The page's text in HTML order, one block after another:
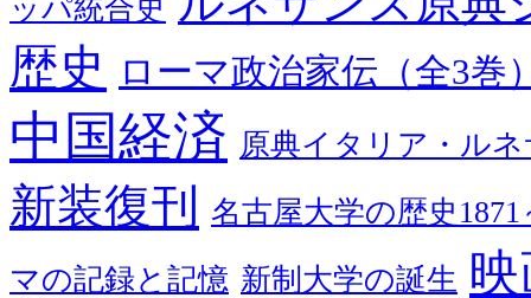
ッパ統合史
歴史 ローマ政治家伝（全3巻
中国経済 原典イタリア・ル
新装復刊 名古屋大学の歴史1871
マの記録と記憶 新制大学の誕生